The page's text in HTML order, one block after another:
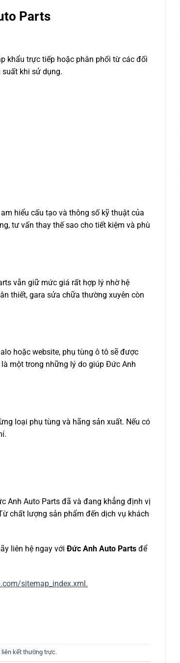
Parts
khẩu trực tiếp hoặc phân phối từ các đối
khi sử dụng.
hiểu cấu tạo và thông số kỹ thuật của
tư vấn thay thế sao cho tiết kiệm và phù
vẫn giữ mức giá rất hợp lý nhờ hệ
thiết, gara sửa chữa thường xuyên còn
hoặc website, phụ tùng ô tô sẽ được
một trong những lý do giúp Đức Anh
loại phụ tùng và hãng sản xuất. Nếu có
Anh Auto Parts đã và đang khẳng định vị
chất lượng sản phẩm đến dịch vụ khách
liên hệ ngay với Đức Anh Auto Parts để
sitemap_index.xml.
liên kết thường trực.